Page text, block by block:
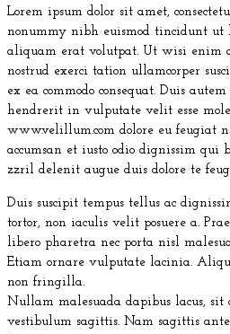
Lorem ipsum dolor sit amet,
nonummy nibh euismod tincidunt ut
aliquam erat volutpat. Ut wisi enim
nostrud exerci tation ullamcorper
ex ea commodo consequat. Duis
hendrerit in vulputate velit esse
www.velillum.com dolore eu feugiat
accumsan et iusto odio dignissim
zzril delenit augue duis dolore te
Duis suscipit tempus tellus ac
tortor, non iaculis velit posuere a.
libero pharetra nec porta nisl
Etiam ornare vulputate lacinia.
non fringilla.
Nullam malesuada dapibus lacus, sit
vestibulum sagittis. Nam sagittis